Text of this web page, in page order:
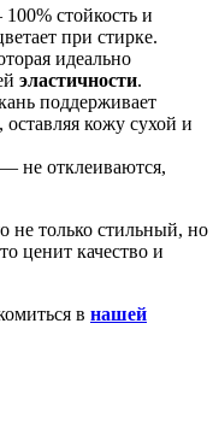
стойкость и
при стирке.
идеально
эластичности.
поддерживает
кожу сухой и
— не отклеиваются,
не только стильный, но
ценит качество и
в нашей